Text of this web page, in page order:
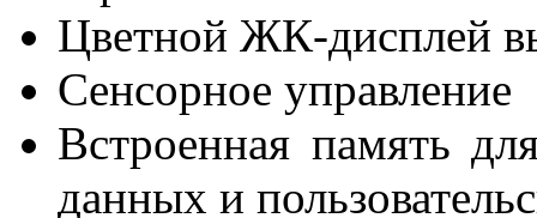
Цветной ЖК-дисплей
Сенсорное управление
Встроенная память
данных и